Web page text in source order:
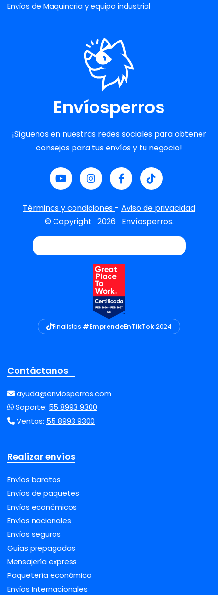
Envíos de Maquinaria y equipo industrial
Envíosperros
¡Síguenos en nuestras redes sociales para obtener
consejos para tus envíos y tu negocio!
Términos y condiciones - Aviso de privacidad
© Copyright 2026 Envíosperros.
Finalistas #EmprendeEnTikTok2024
Contáctanos
ayuda@enviosperros.com
Soporte: 55 8993 9300
Ventas: 55 8993 9300
Realizar envíos
Envíos baratos
Envíos de paquetes
Envíos económicos
Envíos nacionales
Envíos seguros
Guías prepagadas
Mensajería express
Paquetería económica
Envíos Internacionales